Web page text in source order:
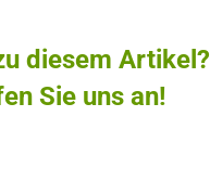
diesem Artikel?
Sie uns an!